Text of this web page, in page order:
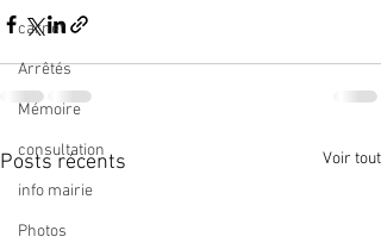
carnet
Arrêtés
Mémoire
consultation
info mairie
Photos
Posts récents Voir tout